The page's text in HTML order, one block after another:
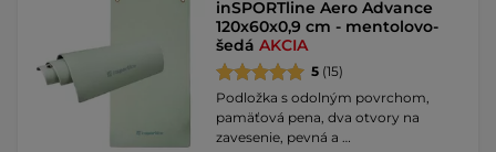
inSPORTline Aero Advance
120x60x0,9 cm - mentolovo-
šedáAKCIA
5 (15)
Podložka s odolným povrchom,
pamäťová pena, dva otvory na
zavesenie, pevná a …